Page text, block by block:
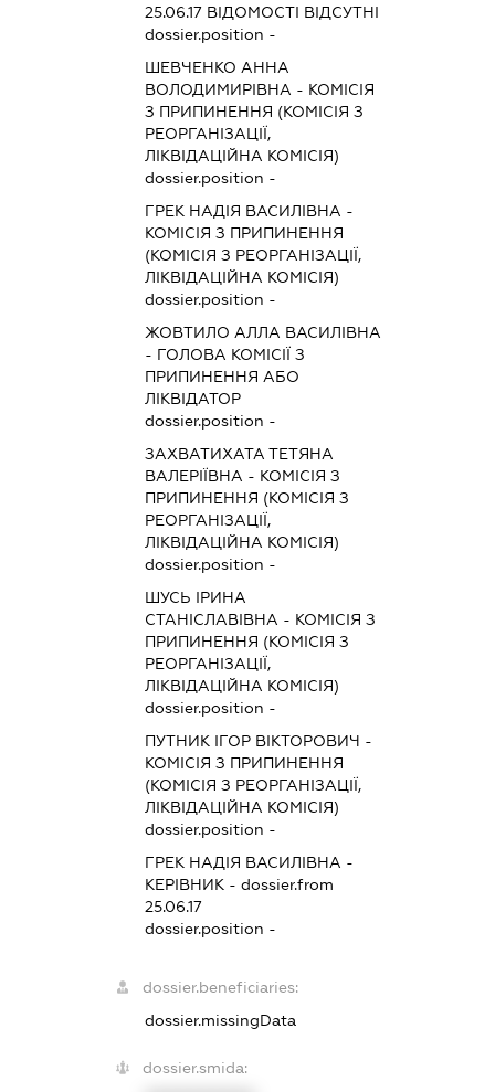
25.06.17ВІДОМОСТІ ВІДСУТНІ
dossier.position -
ШЕВЧЕНКО АННА
ВОЛОДИМИРІВНА - КОМІСІЯ
З ПРИПИНЕННЯ (КОМІСІЯ З
РЕОРГАНІЗАЦІЇ,
ЛІКВІДАЦІЙНА КОМІСІЯ)
dossier.position -
ГРЕК НАДІЯ ВАСИЛІВНА -
КОМІСІЯ З ПРИПИНЕННЯ
(КОМІСІЯ З РЕОРГАНІЗАЦІЇ,
ЛІКВІДАЦІЙНА КОМІСІЯ)
dossier.position -
ЖОВТИЛО АЛЛА ВАСИЛІВНА
- ГОЛОВА КОМІСІЇ З
ПРИПИНЕННЯ АБО
ЛІКВІДАТОР
dossier.position -
ЗАХВАТИХАТА ТЕТЯНА
ВАЛЕРІЇВНА - КОМІСІЯ З
ПРИПИНЕННЯ (КОМІСІЯ З
РЕОРГАНІЗАЦІЇ,
ЛІКВІДАЦІЙНА КОМІСІЯ)
dossier.position -
ШУСЬ ІРИНА
СТАНІСЛАВІВНА - КОМІСІЯ З
ПРИПИНЕННЯ (КОМІСІЯ З
РЕОРГАНІЗАЦІЇ,
ЛІКВІДАЦІЙНА КОМІСІЯ)
dossier.position -
ПУТНИК ІГОР ВІКТОРОВИЧ -
КОМІСІЯ З ПРИПИНЕННЯ
(КОМІСІЯ З РЕОРГАНІЗАЦІЇ,
ЛІКВІДАЦІЙНА КОМІСІЯ)
dossier.position -
ГРЕК НАДІЯ ВАСИЛІВНА -
КЕРІВНИК - dossier.from
25.06.17
dossier.position -
dossier.beneficiaries:
dossier.missingData
dossier.smida: